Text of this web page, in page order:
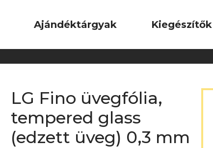
Ajándéktárgyak Kiegészítők
LG Fino üvegfólia,
tempered glass
(edzett üveg) 0,3 mm